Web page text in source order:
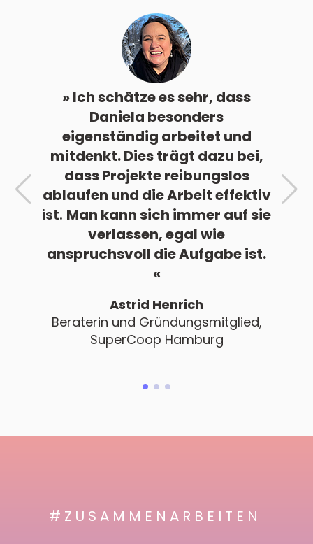
der
ich
» Ich schätze es sehr, dass
Daniela besonders
eigenständig arbeitet und
mitdenkt. Dies trägt dazu bei,
dass Projekte reibungslos
ablaufen und die Arbeit effektiv
ist. Man kann sich immer auf sie
verlassen, egal wie
anspruchsvoll die Aufgabe ist.
«
Astrid Henrich
Beraterin und Gründungsmitglied,
SuperCoop Hamburg
# Z U S A M M E N A R B E I T E N